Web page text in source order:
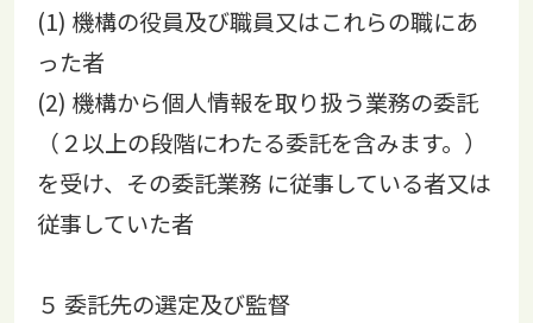
(1) 機構の役員及び職員又はこれらの職にあ
った者
(2) 機構から個人情報を取り扱う業務の委託
（２以上の段階にわたる委託を含みます。）
を受け、その委託業務 に従事している者又は
従事していた者
５ 委託先の選定及び監督